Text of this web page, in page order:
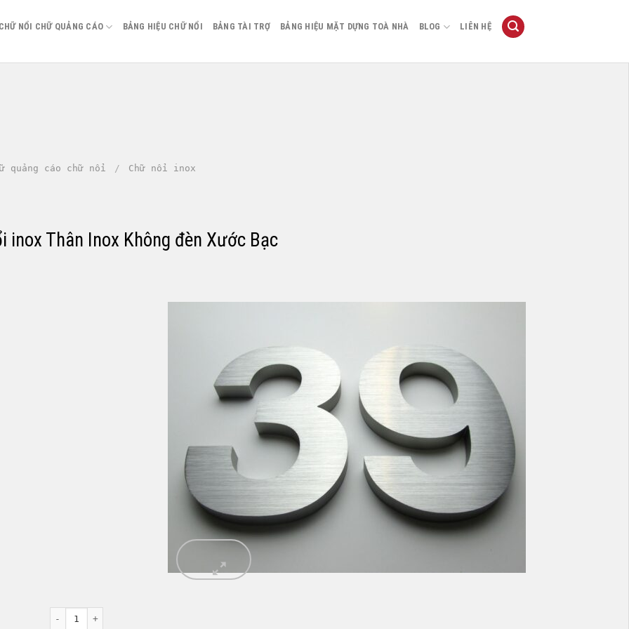
NỔI CHỮ QUẢNG CÁO BẢNG HIỆU CHỮ NỔI BẢNG TÀI TRỢ BẢNG HIỆU MẶT DỰNG TOÀ NHÀ BLOG LIÊN HỆ
quảng cáo chữ nổi / Chữ nổi inox
inox Thân Inox Không đèn Xước Bạc